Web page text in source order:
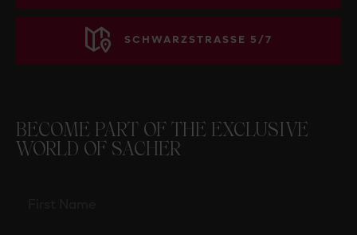
SCHWARZSTRASSE 5/7
BECOME PART OF THE EXCLUSIVE
WORLD OF SACHER